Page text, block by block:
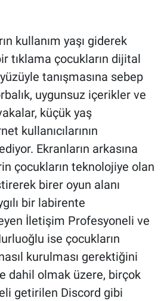
kullanım yaşı giderek
tıklama çocukların dijital
tanışmasına sebep
uygunsuz içerikler ve
küçük yaş
kullanıcılarının
Ekranların arkasına
çocukların teknolojiye olan
birer oyun alanı
bir labirente
İletişim Profesyoneli ve
ise çocukların
kurulması gerektiğini
dahil olmak üzere, birçok
getirilen Discord gibi